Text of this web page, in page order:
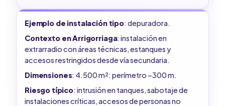
Ejemplo de instalación tipo: depuradora.
Contexto en Arrigorriaga: instalación en
extrarradio con áreas técnicas, estanques y
accesos restringidos desde vía secundaria.
Dimensiones: 4.500 m²: perímetro ~300 m.
Riesgo típico: intrusión en tanques, sabotaje de
instalaciones críticas, accesos de personas no